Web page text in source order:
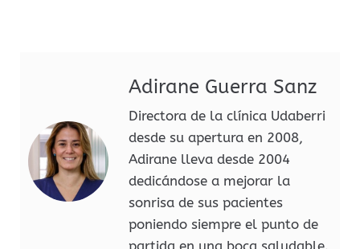
Adirane Guerra Sanz
Directora de la clínica Udaberri
desde su apertura en 2008,
Adirane lleva desde 2004
dedicándose a mejorar la
sonrisa de sus pacientes
poniendo siempre el punto de